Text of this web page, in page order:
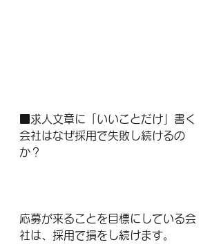
■求人文章に「いいことだけ」書く
会社はなぜ採用で失敗し続けるの
か？
応募が来ることを目標にしている会
社は、採用で損をし続けます。